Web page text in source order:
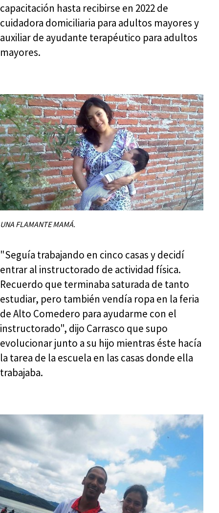
capacitación hasta recibirse en 2022 de
cuidadora domiciliaria para adultos mayores y
auxiliar de ayudante terapéutico para adultos
mayores.
UNA FLAMANTE MAMÁ.
"Seguía trabajando en cinco casas y decidí
entrar al instructorado de actividad física.
Recuerdo que terminaba saturada de tanto
estudiar, pero también vendía ropa en la feria
de Alto Comedero para ayudarme con el
instructorado", dijo Carrasco que supo
evolucionar junto a su hijo mientras éste hacía
la tarea de la escuela en las casas donde ella
trabajaba.